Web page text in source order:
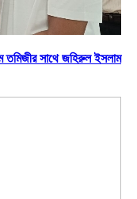
তমিজীর সাথে জহিরুল ইসলাম